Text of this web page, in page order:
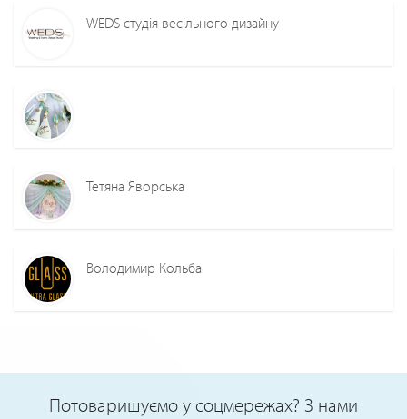
WEDS студія весільного дизайну
Тетяна Яворська
Володимир Кольба
Потоваришуємо у соцмережах? З нами